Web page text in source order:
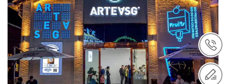
合作须知
合作流程
合作优势
合作支持